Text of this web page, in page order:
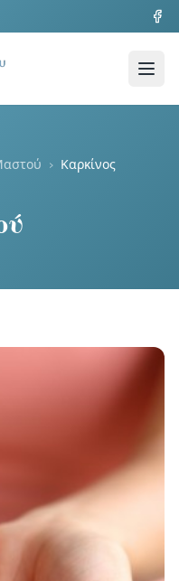
› Καρκίνος